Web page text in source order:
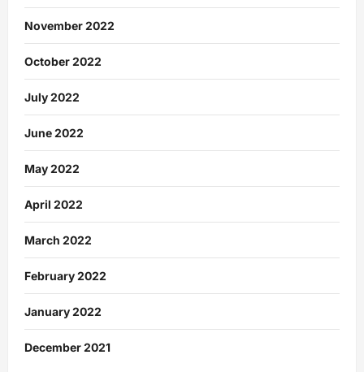
November 2022
October 2022
July 2022
June 2022
May 2022
April 2022
March 2022
February 2022
January 2022
December 2021